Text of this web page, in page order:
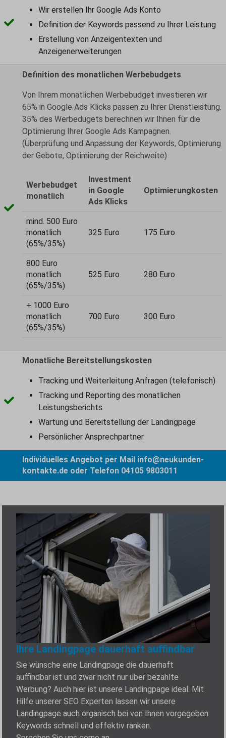
Wir erstellen Ihr Google Ads Konto
Definition der Keywords passend zu Ihrer Leistung
Erstellung von Anzeigentexten und
Anzeigenerweiterungen
Definition des monatlichen Werbebudgets
Von Ihrem monatlichen Werbebudget investieren wir
65% in Google Ads Klicks passen zu Ihrer Dienstleistung.
35% des Werbedugets berechnen wir Ihnen für die
Optimierung Ihrer Google Ads Kampagnen.
(Überprüfung und Anpassung der Keywords, Optimierung
der Gebote, Optimierung der Reichweite)
Werbebudget
monatlich
Investment
in Google
Ads Klicks
Optimierungkosten
mind. 500 Euro
monatlich
(65%/35%)
325 Euro 175 Euro
800 Euro
monatlich
(65%/35%)
525 Euro 280 Euro
+ 1000 Euro
monatlich
(65%/35%)
700 Euro 300 Euro
Monatliche Bereitstellungskosten
Tracking und Weiterleitung Anfragen (telefonisch)
Tracking und Reporting des monatlichen
Leistungsberichts
Wartung und Bereitstellung der Landingpage
Persönlicher Ansprechpartner
Individuelles Angebot per Mail info@neukunden-
kontakte.de oder Telefon 04105 9803011
Ihre Landingpage dauerhaft auffindbar
Sie wünsche eine Landingpage die dauerhaft
auffindbar ist und zwar nicht nur über bezahlte
Werbung? Auch hier ist unsere Landingpage ideal. Mit
Hilfe unserer SEO Experten lassen wir unsere
Landingpage auch organisch bei von Ihnen vorgegeben
Keywords schnell und effektiv ranken.